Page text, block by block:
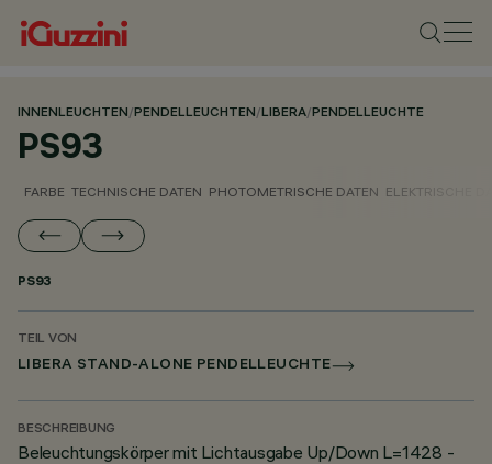
INNENLEUCHTEN/PENDELLEUCHTEN/LIBERA/PENDELLEUCHTE
PS93
FARBE TECHNISCHE DATEN PHOTOMETRISCHE DATEN ELEKTRISCHE
PS93
TEIL VON
LIBERA STAND-ALONE PENDELLEUCHTE
BESCHREIBUNG
Beleuchtungskörper mit Lichtausgabe Up/Down L=1428 -